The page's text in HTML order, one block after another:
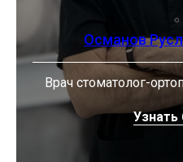
Османов
Врач стоматолог-